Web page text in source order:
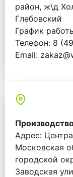
район, ж\д
Глебовский
График
Телефон: 8
Email:
Адрес:
Московская
городской
Заводская